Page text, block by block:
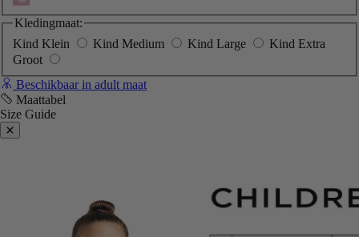
Kledingmaat:
Kind Klein
Kind Medium Kind Large
Kind Extra
Groot
Beschikbaar in adult maat
Maattabel
Size Guide